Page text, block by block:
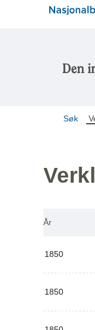
Den
Søk
År
1850
1850